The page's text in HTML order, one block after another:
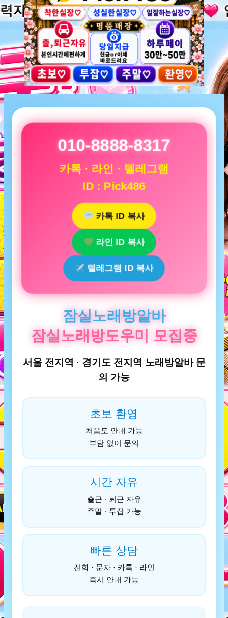
010-8888-8317
카톡 · 라인 · 텔레그램
ID : Pick486
카톡 ID 복사
라인 ID 복사
텔레그램 ID 복사
잠실노래방알바
잠실노래방도우미 모집중
서울 전지역 · 경기도 전지역 노래방알바 문
의 가능
초보 환영
처음도 안내 가능
부담 없이 문의
시간 자유
출근 · 퇴근 자유
주말 · 투잡 가능
빠른 상담
전화 · 문자 · 카톡 · 라인
즉시 안내 가능